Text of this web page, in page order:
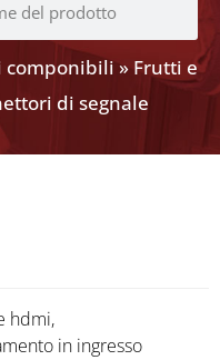
componibili»Frutti e
di segnale
hdmi,
in ingresso